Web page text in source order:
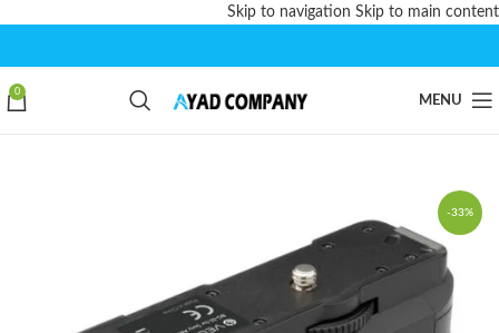
Skip to navigation Skip to main content
MENU
0
-33%